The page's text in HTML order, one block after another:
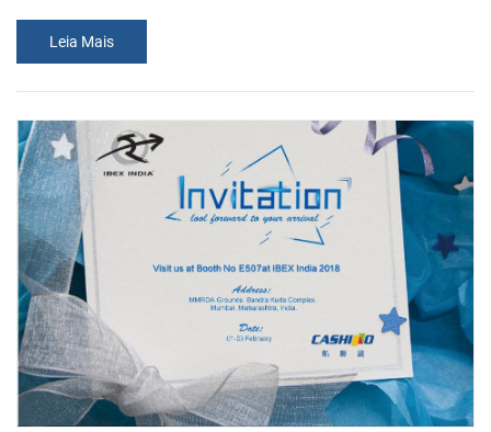
Sinceramente, convidamos você a nos visitar no estande NÃO.
A303.Leia Mais